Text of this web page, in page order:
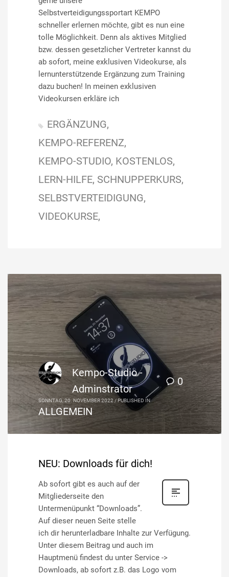
Selbstverteidigungssportart KEMPO
schneller erlernen möchte, gibt es nun eine
tolle Möglichkeit. Denn als aktives Mitglied
bzw. dessen gesetzlicher Vertreter kannst du
ab sofort, meine exklusiven Videokurse, als
lernunterstützende Ergänzung zum Training
dazu buchen! In meinen exklusiven
Videokursen erkläre ich
ERGÄNZUNG
KEMPO-REFERENZ
KEMPO-STUDIO KOSTENLOS
LERN-HILFE SCHNUPPERKURS
SELBSTVERTEIDIGUNG
VIDEOKURSE
0
Kempo-Studio -
Adminstrator
SONNTAG, 20. NOVEMBER 2022/ PUBLISHED IN
ALLGEMEIN
NEU: Downloads für dich!
Ab sofort gibt es auch auf der
Mitgliederseite den
Untermenüpunkt “Downloads”.
Auf dieser neuen Seite stelle
ich dir herunterladbare Inhalte zur Verfügung.
Unter diesem Beitrag und auch im
Hauptmenü findest du unter Service ->
Downloads, ab sofort z.B. das Logo vom